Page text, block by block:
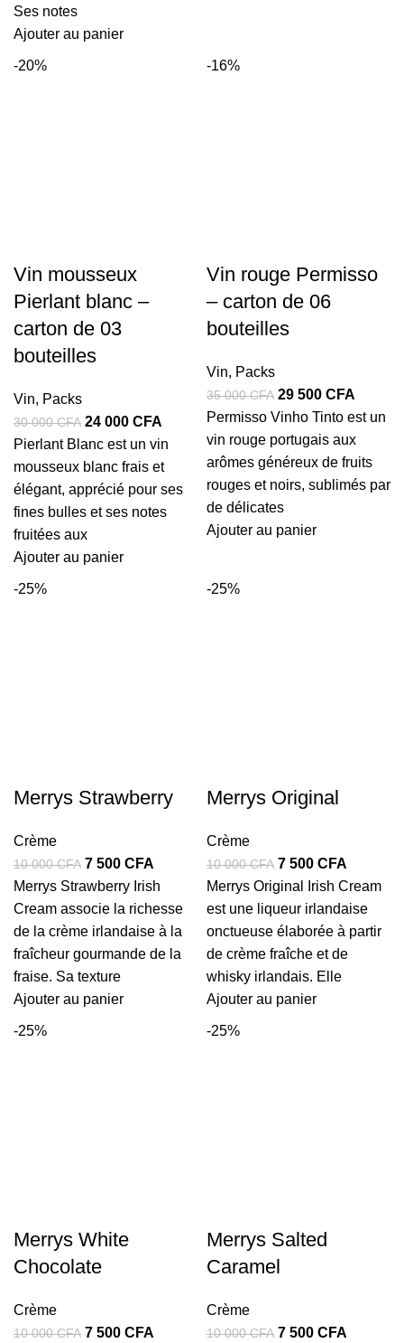
Ses notes
Ajouter au panier
-20%
Vin mousseux
Pierlant blanc –
carton de 03
bouteilles
Vin, Packs
30 000CFA Le
prix
initial
était :
30
000 CFA.
24 000 CFA
prix
actuel
est :
24
000 CFA.
Pierlant Blanc est un vin
mousseux blanc frais et
élégant, apprécié pour ses
fines bulles et ses notes
fruitées aux
Ajouter au panier
-16%
Vin rouge Permisso
– carton de 06
bouteilles
Vin, Packs
35 000CFA Le
prix
initial
était :
35
000 CFA.
29 500 CFA
prix
actuel
est :
29
Permisso Vinho Tinto est un
vin rouge portugais aux
arômes généreux de fruits
rouges et noirs, sublimés par
de délicates
Ajouter au panier
-25%
Merrys Strawberry
Crème
10 000CFA Le
prix
initial
était :
10
000 CFA.
7 500 CFA
prix
actuel
est :
7
500 CFA.
Merrys Strawberry Irish
Cream associe la richesse
de la crème irlandaise à la
fraîcheur gourmande de la
fraise. Sa texture
Ajouter au panier
-25%
Merrys Original
Crème
10 000CFA Le
prix
initial
était :
10
000 CFA.
7 500 CFA
prix
actuel
est :
7
Merrys Original Irish Cream
est une liqueur irlandaise
onctueuse élaborée à partir
de crème fraîche et de
whisky irlandais. Elle
Ajouter au panier
-25%
Merrys White
Chocolate
Crème
10 000CFA Le
7 500 CFA
-25%
Merrys Salted
Caramel
Crème
10 000CFA Le
7 500 CFA